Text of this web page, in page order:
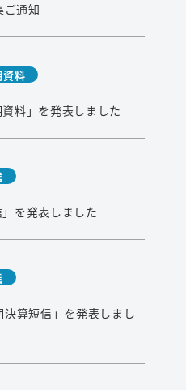
索
ご通知
資料
料」を発表しました
を発表しました
決算短信」を発表しまし